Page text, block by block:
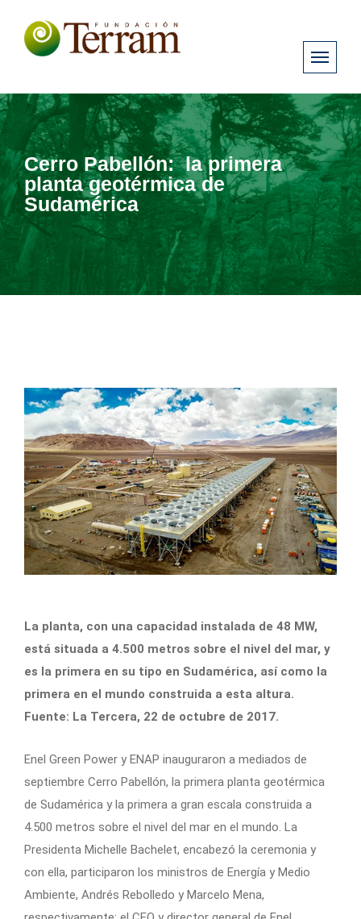
Cerro Pabellón: la primera
planta geotérmica de
Sudamérica
La planta, con una capacidad instalada de 48 MW,
está situada a 4.500 metros sobre el nivel del mar, y
es la primera en su tipo en Sudamérica, así como la
primera en el mundo construida a esta altura.
Fuente: La Tercera, 22 de octubre de 2017.
Enel Green Power y ENAP inauguraron a mediados de
septiembre Cerro Pabellón, la primera planta geotérmica
de Sudamérica y la primera a gran escala construida a
4.500 metros sobre el nivel del mar en el mundo. La
Presidenta Michelle Bachelet, encabezó la ceremonia y
con ella, participaron los ministros de Energía y Medio
Ambiente, Andrés Rebolledo y Marcelo Mena,